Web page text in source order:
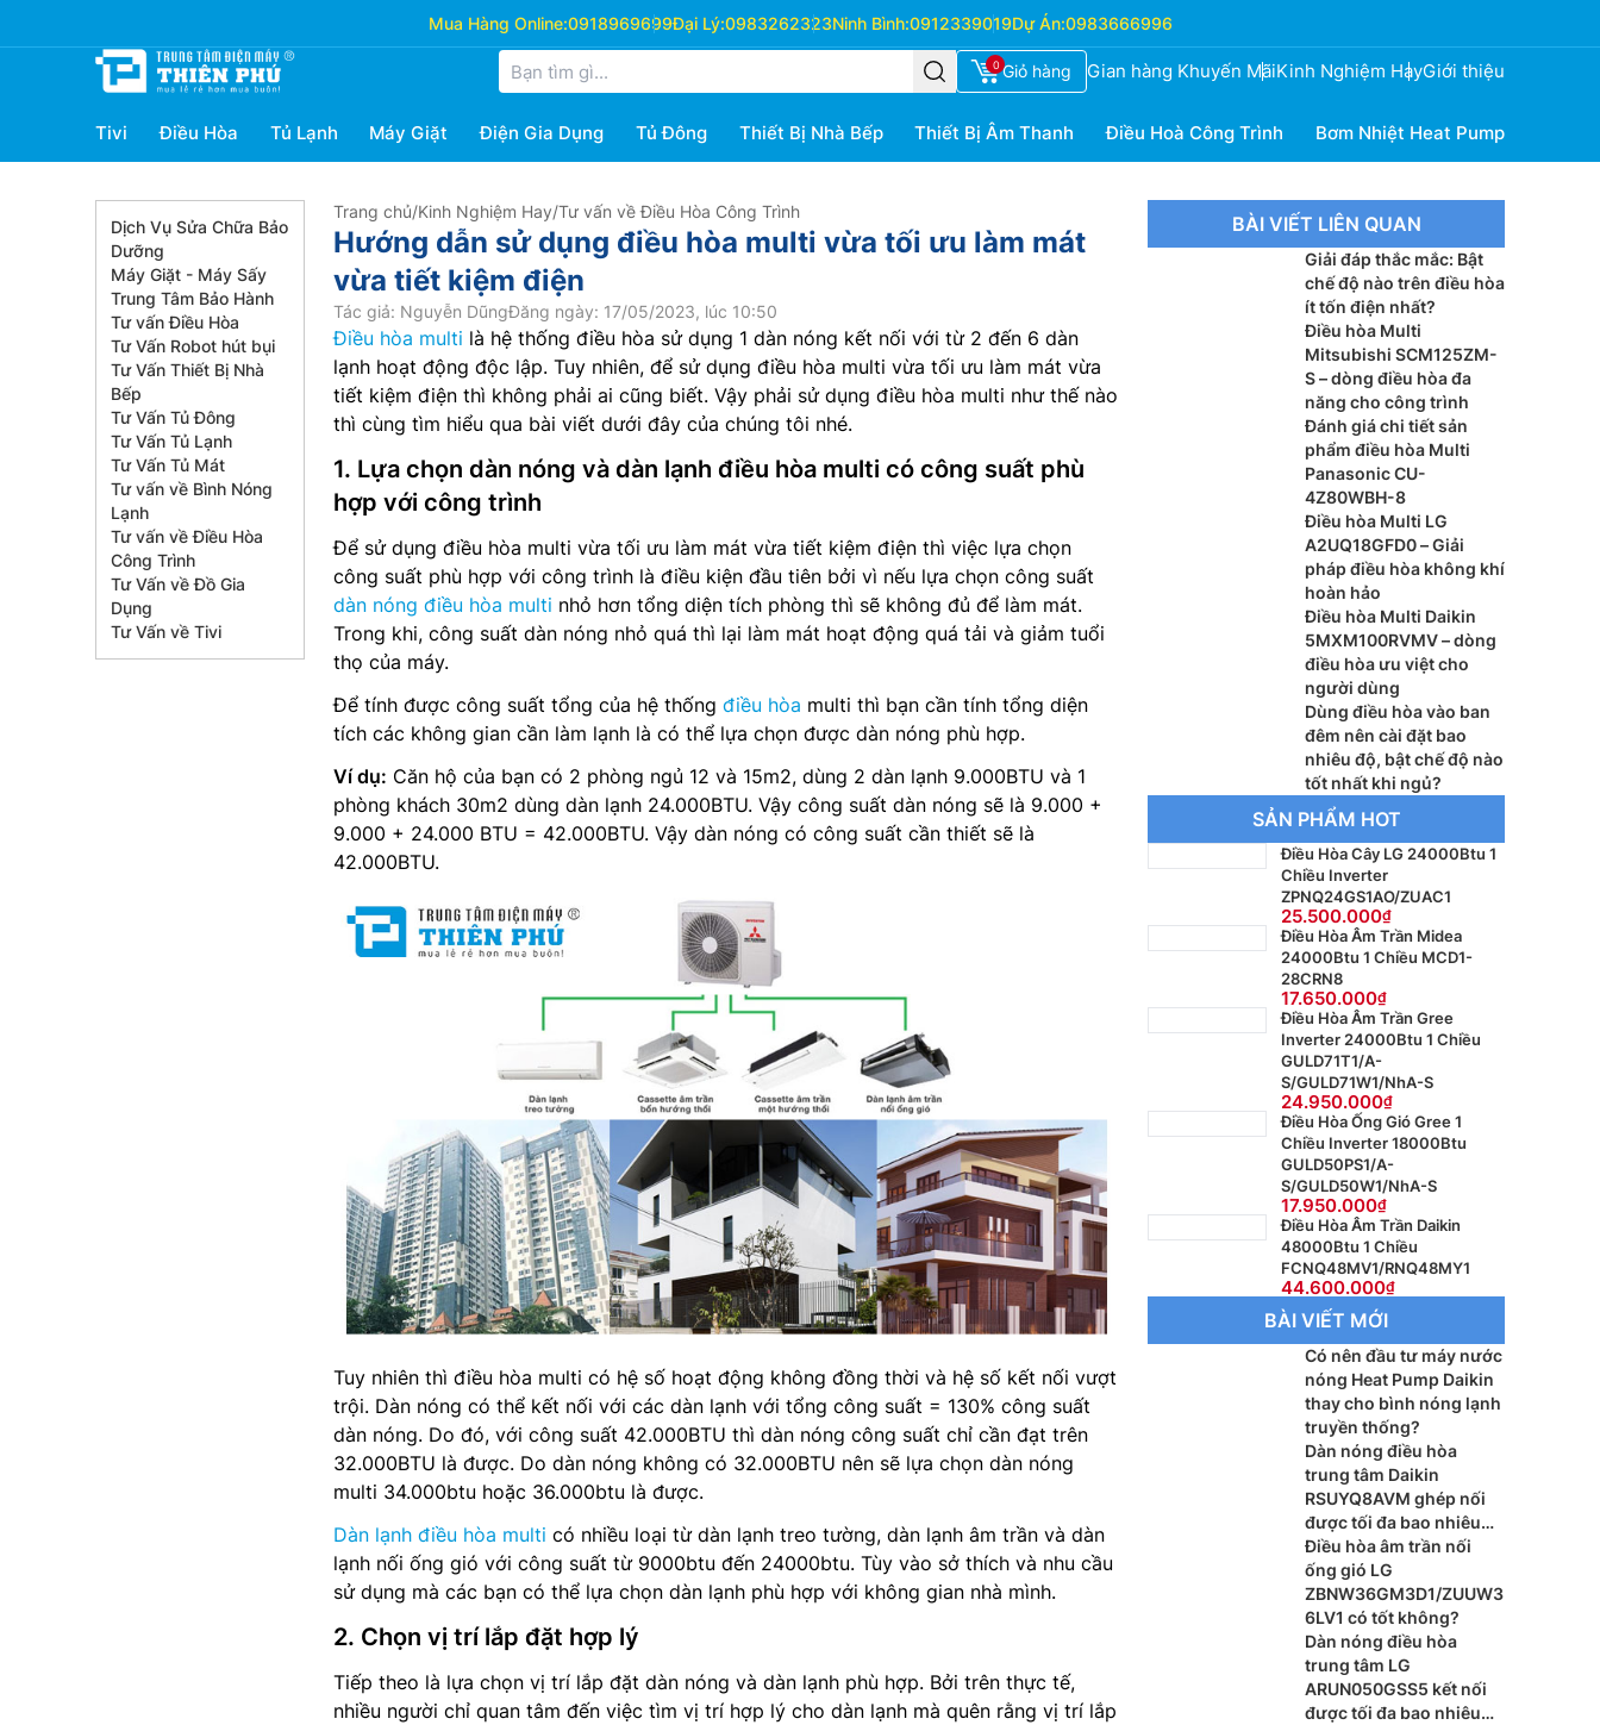
Mua Hàng Online:0918969699Đại Lý:0983262323Ninh Bình:0912339019Dự Án:0983666996
0 Giỏ hàng Gian hàng Khuyến MãiKinh Nghiệm HayGiới thiệu
Tivi Điều Hòa Tủ Lạnh Máy Giặt Điện Gia Dụng Tủ Đông Thiết Bị Nhà Bếp Thiết Bị Âm Thanh Điều Hoà Công Trình Bơm Nhiệt Heat Pump
Dịch Vụ Sửa Chữa Bảo
Dưỡng
Máy Giặt - Máy Sấy
Trung Tâm Bảo Hành
Tư vấn Điều Hòa
Tư Vấn Robot hút bụi
Tư Vấn Thiết Bị Nhà
Bếp
Tư Vấn Tủ Đông
Tư Vấn Tủ Lạnh
Tư Vấn Tủ Mát
Tư vấn về Bình Nóng
Lạnh
Tư vấn về Điều Hòa
Công Trình
Tư Vấn về Đồ Gia
Dụng
Tư Vấn về Tivi
Trang chủ/Kinh Nghiệm Hay/Tư vấn về Điều Hòa Công Trình
Hướng dẫn sử dụng điều hòa multi vừa tối ưu làm mát
vừa tiết kiệm điện
Tác giả: Nguyễn DũngĐăng ngày: 17/05/2023, lúc 10:50
Điều hòa multi là hệ thống điều hòa sử dụng 1 dàn nóng kết nối với từ 2 đến 6 dàn
lạnh hoạt động độc lập. Tuy nhiên, để sử dụng điều hòa multi vừa tối ưu làm mát vừa
tiết kiệm điện thì không phải ai cũng biết. Vậy phải sử dụng điều hòa multi như thế nào
thì cùng tìm hiểu qua bài viết dưới đây của chúng tôi nhé.
1. Lựa chọn dàn nóng và dàn lạnh điều hòa multi có công suất phù
hợp với công trình
Để sử dụng điều hòa multi vừa tối ưu làm mát vừa tiết kiệm điện thì việc lựa chọn
công suất phù hợp với công trình là điều kiện đầu tiên bởi vì nếu lựa chọn công suất
dàn nóng điều hòa multi nhỏ hơn tổng diện tích phòng thì sẽ không đủ để làm mát.
Trong khi, công suất dàn nóng nhỏ quá thì lại làm mát hoạt động quá tải và giảm tuổi
thọ của máy.
Để tính được công suất tổng của hệ thống điều hòa multi thì bạn cần tính tổng diện
tích các không gian cần làm lạnh là có thể lựa chọn được dàn nóng phù hợp.
Ví dụ: Căn hộ của bạn có 2 phòng ngủ 12 và 15m2, dùng 2 dàn lạnh 9.000BTU và 1
phòng khách 30m2 dùng dàn lạnh 24.000BTU. Vậy công suất dàn nóng sẽ là 9.000 +
9.000 + 24.000 BTU = 42.000BTU. Vậy dàn nóng có công suất cần thiết sẽ là
42.000BTU.
Tuy nhiên thì điều hòa multi có hệ số hoạt động không đồng thời và hệ số kết nối vượt
trội. Dàn nóng có thể kết nối với các dàn lạnh với tổng công suất = 130% công suất
dàn nóng. Do đó, với công suất 42.000BTU thì dàn nóng công suất chỉ cần đạt trên
32.000BTU là được. Do dàn nóng không có 32.000BTU nên sẽ lựa chọn dàn nóng
multi 34.000btu hoặc 36.000btu là được.
Dàn lạnh điều hòa multi có nhiều loại từ dàn lạnh treo tường, dàn lạnh âm trần và dàn
lạnh nối ống gió với công suất từ 9000btu đến 24000btu. Tùy vào sở thích và nhu cầu
sử dụng mà các bạn có thể lựa chọn dàn lạnh phù hợp với không gian nhà mình.
2. Chọn vị trí lắp đặt hợp lý
Tiếp theo là lựa chọn vị trí lắp đặt dàn nóng và dàn lạnh phù hợp. Bởi trên thực tế,
nhiều người chỉ quan tâm đến việc tìm vị trí hợp lý cho dàn lạnh mà quên rằng vị trí lắp
BÀI VIẾT LIÊN QUAN
Giải đáp thắc mắc: Bật
chế độ nào trên điều hòa
ít tốn điện nhất?
Điều hòa Multi
Mitsubishi SCM125ZM-
S – dòng điều hòa đa
năng cho công trình
Đánh giá chi tiết sản
phẩm điều hòa Multi
Panasonic CU-
4Z80WBH-8
Điều hòa Multi LG
A2UQ18GFD0 – Giải
pháp điều hòa không khí
hoàn hảo
Điều hòa Multi Daikin
5MXM100RVMV – dòng
điều hòa ưu việt cho
người dùng
Dùng điều hòa vào ban
đêm nên cài đặt bao
nhiêu độ, bật chế độ nào
tốt nhất khi ngủ?
SẢN PHẨM HOT
Điều Hòa Cây LG 24000Btu 1
Chiều Inverter
ZPNQ24GS1AO/ZUAC1
25.500.000
Điều Hòa Âm Trần Midea
24000Btu 1 Chiều MCD1-
28CRN8
17.650.000
Điều Hòa Âm Trần Gree
Inverter 24000Btu 1 Chiều
GULD71T1/A-
S/GULD71W1/NhA-S
24.950.000
Điều Hòa Ống Gió Gree 1
Chiều Inverter 18000Btu
GULD50PS1/A-
S/GULD50W1/NhA-S
17.950.000
Điều Hòa Âm Trần Daikin
48000Btu 1 Chiều
FCNQ48MV1/RNQ48MY1
44.600.000
BÀI VIẾT MỚI
Có nên đầu tư máy nước
nóng Heat Pump Daikin
thay cho bình nóng lạnh
truyền thống?
Dàn nóng điều hòa
trung tâm Daikin
RSUYQ8AVM ghép nối
được tối đa bao nhiêu
dàn lạnh?
Điều hòa âm trần nối
ống gió LG
ZBNW36GM3D1/ZUUW3
6LV1 có tốt không?
Dàn nóng điều hòa
trung tâm LG
ARUN050GSS5 kết nối
được tối đa bao nhiêu